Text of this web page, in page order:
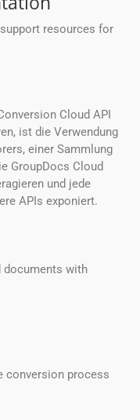
resources for
Cloud API
ist die Verwendung
einer Sammlung
GroupDocs Cloud
und jede
APIs exponiert.
documents with
conversion process